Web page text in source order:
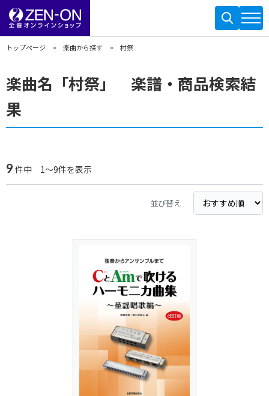
トップページ 楽曲から探す 村祭
楽曲名「村祭」 楽譜・商品検索結
果
9 件中 1～9件を表示
並び替え